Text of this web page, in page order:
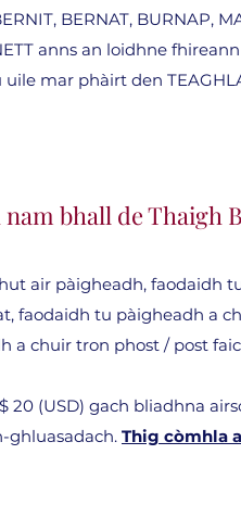
BERNAT,
anns an loidhne
mar phàirt den
bhall de Thaigh
air pàigheadh, faodaidh
faodaidh tu pàigheadh ​​a
​​a chuir tron ​​phost / post
20 (USD) gach bliadhna
ghluasadach. Thig còmhla